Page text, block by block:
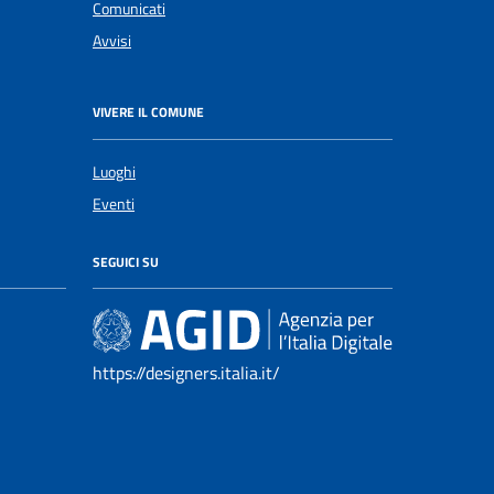
Comunicati
Avvisi
VIVERE IL COMUNE
Luoghi
Eventi
SEGUICI SU
https://designers.italia.it/